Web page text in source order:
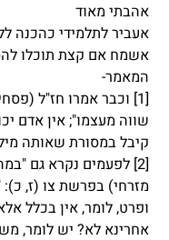
אהבתי מאוד
אעביר לתלמידי כהכנה
אשמח אם קצת תוכלו
המאמר-
[1] וכבר אמרו חז"ל
שווה מעצמו"; אין אדם
קיבל במסורת שאותה
מזרחי) בפרשת צו (ז, כ):
ופרט, לומר, אין בכלל
אחרינא לא? יש לומר,